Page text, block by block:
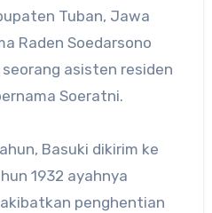
Tuban, Jawa
Raden Soedarsono
asisten residen
Soeratni.
Basuki dikirim ke
1932 ayahnya
penghentian